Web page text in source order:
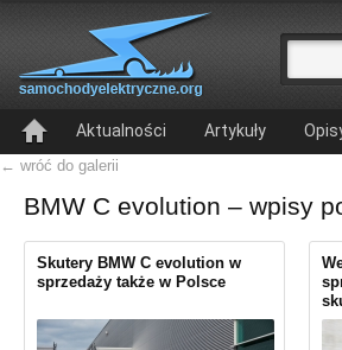
Aktualności Artykuły
← wróć do galerii
BMW C evolution – wpisy
Skutery BMW C evolution w
sprzedaży także w Polsce